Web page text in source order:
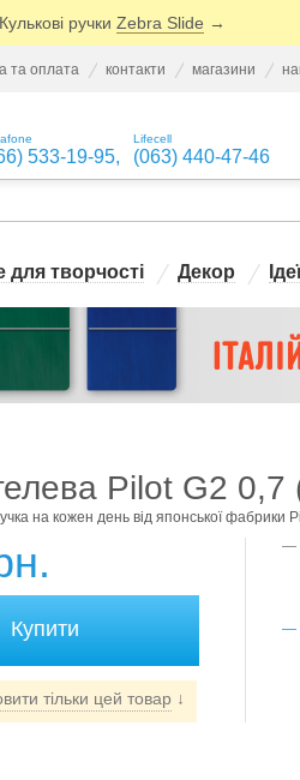
ручки Zebra Slide →
та оплата контакти магазини
533-19-95,
Lifecell
(063) 440-47-46
для творчості Декор
Pilot G2 0,7
на кожен день від японської
тільки цей товар↓
—
—